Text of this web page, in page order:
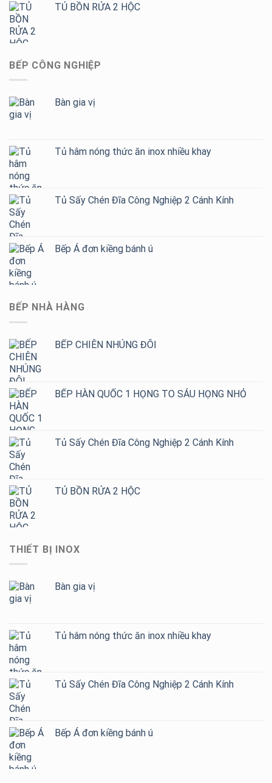
TỦ BỒN RỬA 2 HỘC
BẾP CÔNG NGHIỆP
Bàn gia vị
Tủ hâm nóng thức ăn inox nhiều khay
Tủ Sấy Chén Đĩa Công Nghiệp 2 Cánh Kính
Bếp Á đơn kiềng bánh ú
BẾP NHÀ HÀNG
BẾP CHIÊN NHÚNG ĐÔI
BẾP HÀN QUỐC 1 HỌNG TO SÁU HỌNG NHỎ
Tủ Sấy Chén Đĩa Công Nghiệp 2 Cánh Kính
TỦ BỒN RỬA 2 HỘC
THIẾT BỊ INOX
Bàn gia vị
Tủ hâm nóng thức ăn inox nhiều khay
Tủ Sấy Chén Đĩa Công Nghiệp 2 Cánh Kính
Bếp Á đơn kiềng bánh ú